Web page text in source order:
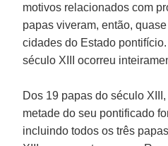
motivos relacionados com
papas viveram, então,
cidades do Estado
século XIII ocorreu
Dos 19 papas do século
metade do seu pontificado
incluindo todos os três